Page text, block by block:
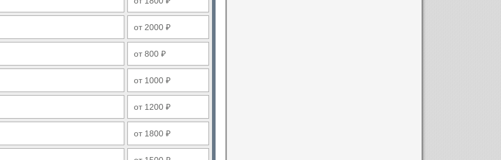
от 2000 ₽
от 800 ₽
от 1000 ₽
от 1200 ₽
от 1800 ₽